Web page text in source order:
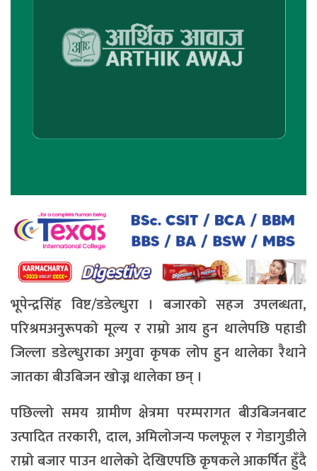
भूपेन्द्रसिंह विष्ट/डडेल्धुरा । बजारको सहज उपलब्धता,
परिश्रमअनुरूपको मूल्य र राम्रो आय हुन थालेपछि पहाडी
जिल्ला डडेल्धुराका अगुवा कृषक लोप हुन थालेका रैथाने
जातका बीउबिजन खोज्न थालेका छन् ।
पछिल्लो समय ग्रामीण क्षेत्रमा परम्परागत बीउबिजनबाट
उत्पादित तरकारी, दाल, अमिलोजन्य फलफूल र गेडागुडीले
राम्रो बजार पाउन थालेको देखिएपछि कृषकले आकर्षित हुँदै